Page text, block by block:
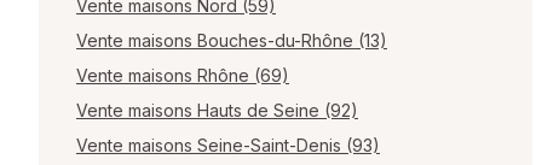
Vente maisons Nord (59)
Vente maisons Bouches-du-Rhône (13)
Vente maisons Rhône (69)
Vente maisons Hauts de Seine (92)
Vente maisons Seine-Saint-Denis (93)